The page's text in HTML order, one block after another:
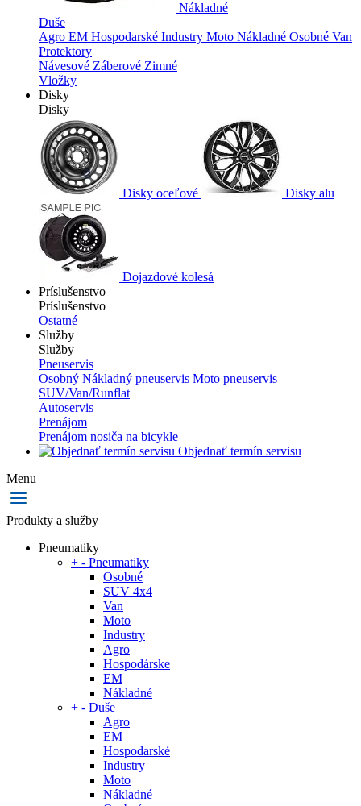
Nákladné
Duše
Agro EM Hospodarské Industry Moto Nákladné Osobné Van
Protektory
Návesové Záberové Zimné
Vložky
Disky
Disky
Disky oceľové Disky alu
Dojazdové kolesá
Príslušenstvo
Príslušenstvo
Ostatné
Služby
Služby
Pneuservis
Osobný Nákladný pneuservis Moto pneuservis
SUV/Van/Runflat
Autoservis
Prenájom
Prenájom nosiča na bicykle
Objednať termín servisu
Menu
Produkty a služby
Pneumatiky
+ - Pneumatiky
Osobné
SUV 4x4
Van
Moto
Industry
Agro
Hospodárske
EM
Nákladné
+ - Duše
Agro
EM
Hospodarské
Industry
Moto
Nákladné